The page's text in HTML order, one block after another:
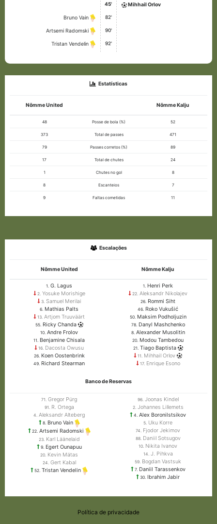
45' Mihhail Orlov
Bruno Vain 82'
Artsemi Radomski 90'
Tristan Vendelin 92'
Estatísticas
Nõmme United Nõmme Kalju
48 Posse de bola (%) 52
373 Total de passes 471
79 Passes corretos (%) 89
17 Total de chutes 24
1 Chutes no gol 8
8 Escanteios 7
9 Faltas cometidas 11
Escalações
Nõmme United Nõmme Kalju
1. G. Lagus
2.Yosuke Morishige
3.Samuel Merilai
6. Mathias Palts
13. Artjom Truuväärt
55.Ricky Chanda
10. Andre Frolov
11. Benjamine Chisala
16. Dacosta Owusu
26.Koen Oostenbrink
49. Richard Stearman
1. Henri Perk
22. Aleksandr Nikolajev
26. Rommi Siht
46. Roko Vukušić
50.Maksim Podholjuzin
78.Danyl Mashchenko
8.Alexander Musolitin
20. Modou Tambedou
21. Tiago Baptista
11. Mihhail Orlov
17.Enrique Esono
Banco de Reservas
71. Gregor Pürg
91. R. Ortega
4. Aleksandr Alteberg
8.Bruno Vain
22.Artsemi Radomski
23.Karl Läänelaid
9.Egert Ounapuu
20. Kevin Mätas
24. Gert Kabal
52. Tristan Vendelin
96.Joonas Kindel
2.Johannes Lillemets
4. Alex Boronilstsikov
5. Uku Korre
74. Fjodor Jekimov
88.Daniil Sotsugov
10. Nikita Ivanov
14. J. Pihkva
59. Bogdan Vastsuk
7.Daniil Tarassenkov
30. Ibrahim Jabir
Política de privacidade